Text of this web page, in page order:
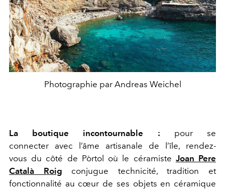
Photographie par Andreas Weichel
La boutique incontournable : pour se
connecter avec l’âme artisanale de l’île, rendez-
vous du côté de Pòrtol où le céramiste Joan Pere
Català Roig conjugue technicité, tradition et
fonctionnalité au cœur de ses objets en céramique